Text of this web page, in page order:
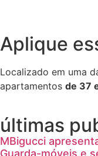
Aplique
Localizado em uma
apartamentos de 37
últimas
MBigucci
Guarda-móveis e